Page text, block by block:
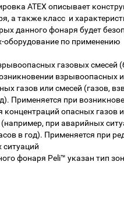
ATEX описывает
а также класс и
данного фонаря будет
оборудование по применению
газовых смесей
взрывоопасных
газов или смесей (газов,
Применяется при
опасных газов
при аварийных
в год). Применяется при
фонаря Peli™ указан тип